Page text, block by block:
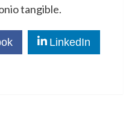
tangible.
LinkedIn